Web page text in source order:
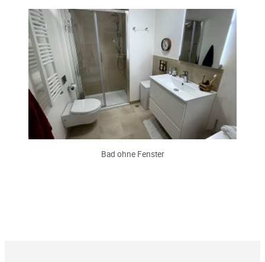
Bad ohne Fenster